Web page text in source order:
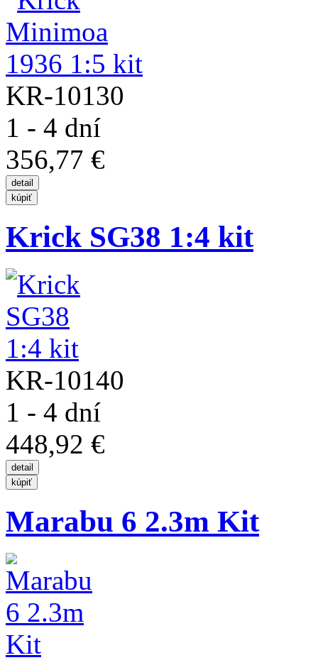
KR-10130
1 - 4 dní
356,77 €
Krick SG38 1:4 kit
KR-10140
1 - 4 dní
448,92 €
Marabu 6 2.3m Kit